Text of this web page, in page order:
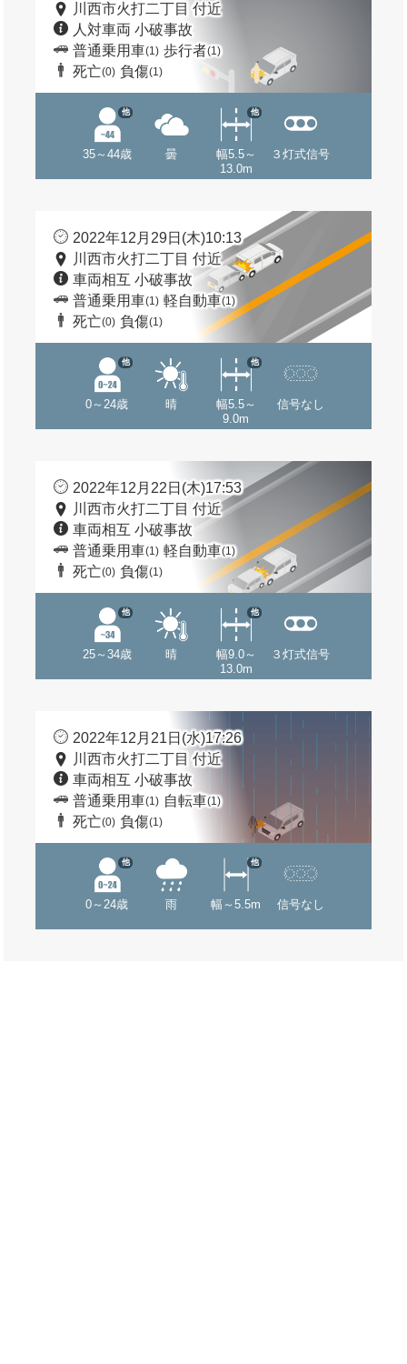
川西市火打二丁目 付近
人対車両 小破事故
普通乗用車(1) 歩行者(1)
死亡(0) 負傷(1)
35～44歳
他
曇
幅5.5～
13.0m
他
３灯式信号
2022年12月29日(木)10:13
川西市火打二丁目 付近
車両相互 小破事故
普通乗用車(1) 軽自動車(1)
死亡(0) 負傷(1)
0～24歳
他
晴
幅5.5～
9.0m
他
信号なし
2022年12月22日(木)17:53
川西市火打二丁目 付近
車両相互 小破事故
普通乗用車(1) 軽自動車(1)
死亡(0) 負傷(1)
25～34歳
他
晴
幅9.0～
13.0m
他
３灯式信号
2022年12月21日(水)17:26
川西市火打二丁目 付近
車両相互 小破事故
普通乗用車(1) 自転車(1)
死亡(0) 負傷(1)
0～24歳
他
雨 幅～5.5m
他
信号なし